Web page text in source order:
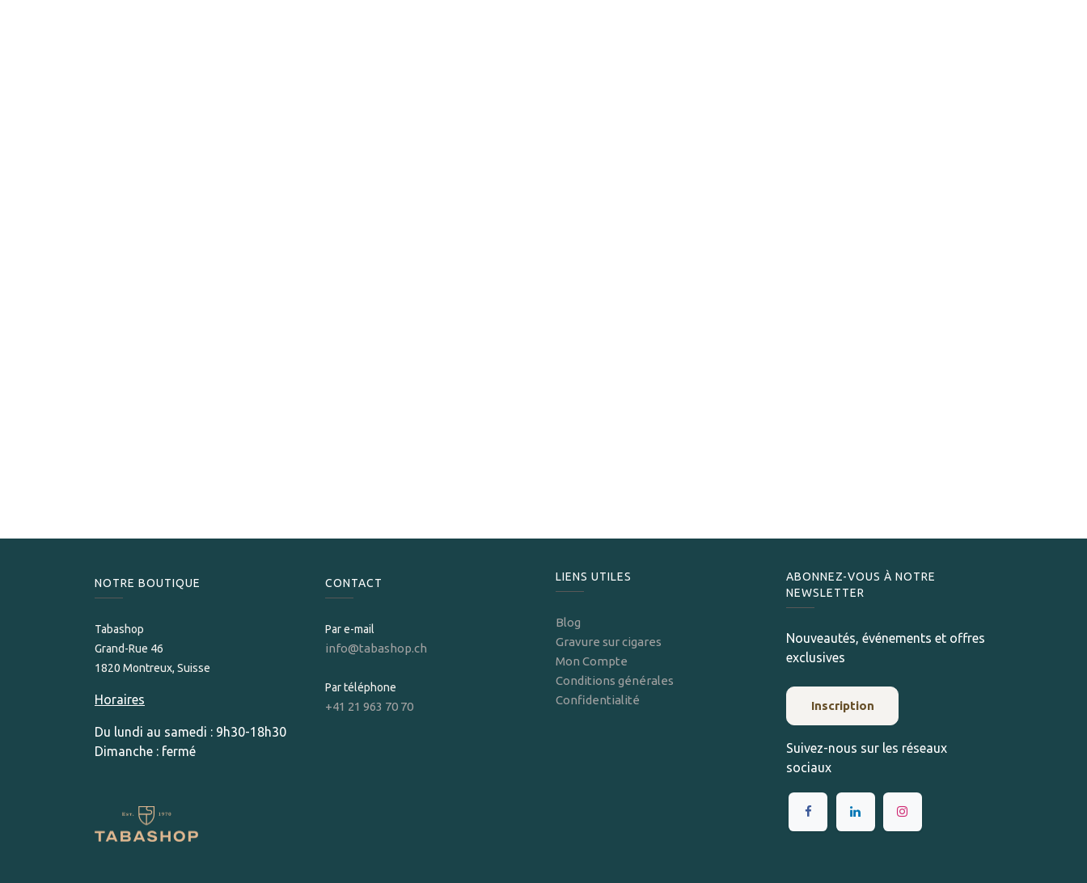
NOTRE BOUTIQUE
Tabashop
Grand-Rue 46
1820 Montreux, Suisse
Horaires
Du lundi au samedi : 9h30-18h30
Dimanche : fermé
CONTACT
Par e-mail
info@tabashop.ch
Par téléphone
+41 21 963 70 70
LIENS UTILES
Blog
Gravure sur cigares
Mon Compte
Conditions générales
Confidentialité
ABONNEZ-VOUS À NOTRE
NEWSLETTER
Nouveautés, événements et offres
exclusives
Inscription
Suivez-nous sur les réseaux
sociaux